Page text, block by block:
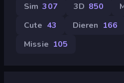
Sim 307 3D 850
Cute 43 Dieren 166
Missie 105